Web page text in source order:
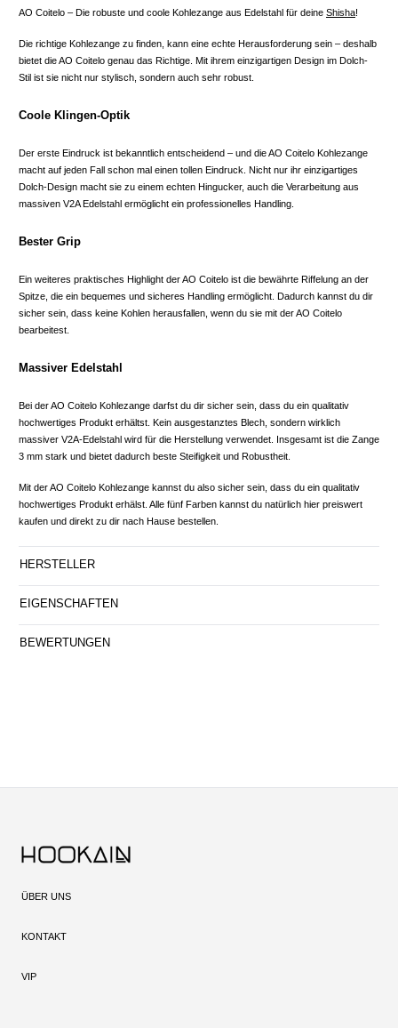
AO Coitelo – Die robuste und coole Kohlezange aus Edelstahl für deine Shisha!
Die richtige Kohlezange zu finden, kann eine echte Herausforderung sein – deshalb
bietet die AO Coitelo genau das Richtige. Mit ihrem einzigartigen Design im Dolch-
Stil ist sie nicht nur stylisch, sondern auch sehr robust.
Coole Klingen-Optik
Der erste Eindruck ist bekanntlich entscheidend – und die AO Coitelo Kohlezange
macht auf jeden Fall schon mal einen tollen Eindruck. Nicht nur ihr einzigartiges
Dolch-Design macht sie zu einem echten Hingucker, auch die Verarbeitung aus
massiven V2A Edelstahl ermöglicht ein professionelles Handling.
Bester Grip
Ein weiteres praktisches Highlight der AO Coitelo ist die bewährte Riffelung an der
Spitze, die ein bequemes und sicheres Handling ermöglicht. Dadurch kannst du dir
sicher sein, dass keine Kohlen herausfallen, wenn du sie mit der AO Coitelo
bearbeitest.
Massiver Edelstahl
Bei der AO Coitelo Kohlezange darfst du dir sicher sein, dass du ein qualitativ
hochwertiges Produkt erhältst. Kein ausgestanztes Blech, sondern wirklich
massiver V2A-Edelstahl wird für die Herstellung verwendet. Insgesamt ist die Zange
3 mm stark und bietet dadurch beste Steifigkeit und Robustheit.
Mit der AO Coitelo Kohlezange kannst du also sicher sein, dass du ein qualitativ
hochwertiges Produkt erhälst. Alle fünf Farben kannst du natürlich hier preiswert
kaufen und direkt zu dir nach Hause bestellen.
HERSTELLER
EIGENSCHAFTEN
BEWERTUNGEN
ÜBER UNS
KONTAKT
VIP